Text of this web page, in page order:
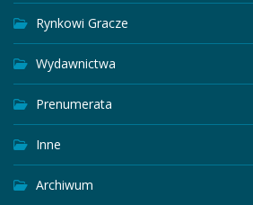
Rynkowi Gracze
Wydawnictwa
Prenumerata
Inne
Archiwum